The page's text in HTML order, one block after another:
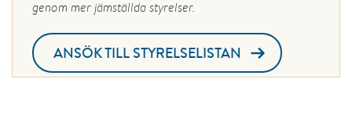
genom mer jämställda styrelser.
ANSÖK TILL STYRELSELISTAN